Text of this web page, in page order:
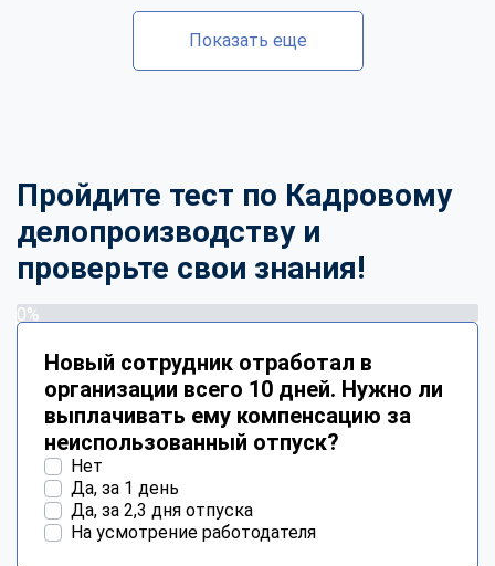
Показать еще
Пройдите тест по Кадровому
делопроизводству и
проверьте свои знания!
0%
Новый сотрудник отработал в
организации всего 10 дней. Нужно ли
выплачивать ему компенсацию за
неиспользованный отпуск?
Нет
Да, за 1 день
Да, за 2,3 дня отпуска
На усмотрение работодателя